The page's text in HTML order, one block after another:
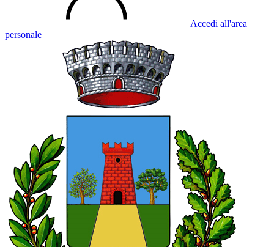
Accedi all'area
personale